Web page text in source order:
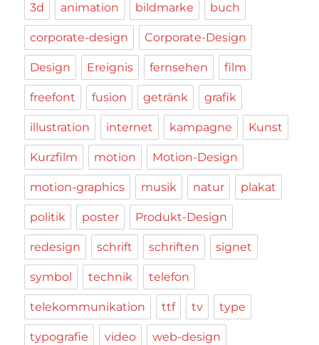
3d animation bildmarke buch
corporate-design Corporate-Design
Design Ereignis fernsehen film
freefont fusion getränk grafik
illustration internet kampagne Kunst
Kurzfilm motion Motion-Design
motion-graphics musik natur plakat
politik poster Produkt-Design
redesign schrift schriften signet
symbol technik telefon
telekommunikation ttf tv type
typografie video web-design